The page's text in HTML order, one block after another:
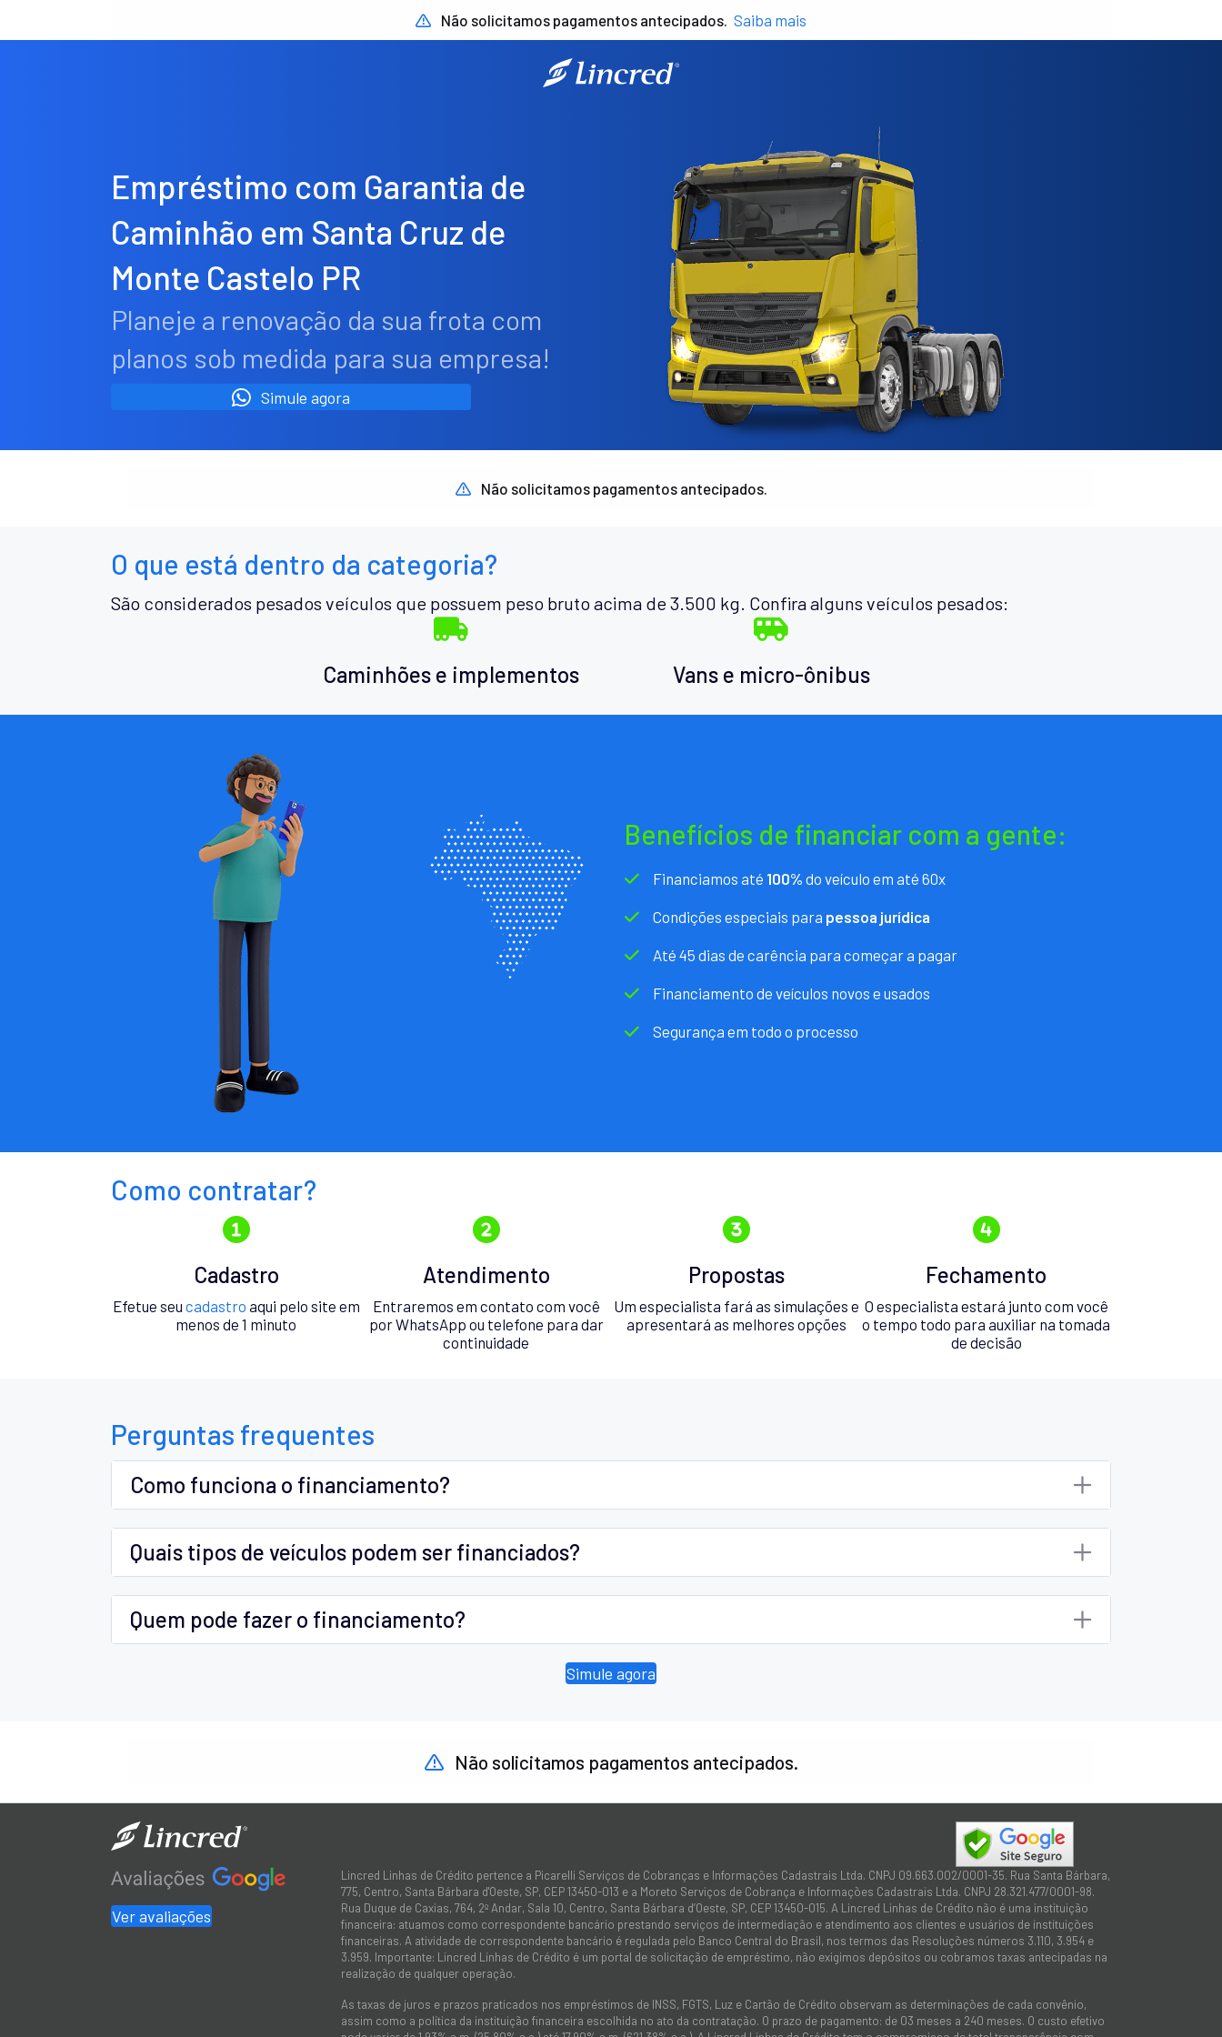
Não solicitamos pagamentos antecipados. Saiba mais
Empréstimo com Garantia de
Caminhão em Santa Cruz de
Monte Castelo PR
Planeje a renovação da sua frota com
planos sob medida para sua empresa!
Simule agora
Não solicitamos pagamentos antecipados.
O que está dentro da categoria?
São considerados pesados veículos que possuem peso bruto acima de 3.500 kg. Confira alguns veículos pesados:
Caminhões e implementos Vans e micro-ônibus
Benefícios de financiar com a gente:
Financiamos até 100% do veículo em até 60x
Condições especiais para pessoa jurídica
Até 45 dias de carência para começar a pagar
Financiamento de veículos novos e usados
Segurança em todo o processo
Como contratar?
Cadastro
Efetue seu cadastro aqui pelo site em
menos de 1 minuto
Atendimento
Entraremos em contato com você
por WhatsApp ou telefone para dar
continuidade
Propostas
Um especialista fará as simulações e
apresentará as melhores opções
Fechamento
O especialista estará junto com você
o tempo todo para auxiliar na tomada
de decisão
Perguntas frequentes
Como funciona o financiamento?
Quais tipos de veículos podem ser financiados?
Quem pode fazer o financiamento?
Simule agora
Não solicitamos pagamentos antecipados.
Ver avaliações
Lincred Linhas de Crédito pertence a Picarelli Serviços de Cobranças e Informações Cadastrais Ltda. CNPJ 09.663.002/0001-35. Rua Santa Bárbara,
775, Centro, Santa Bárbara d'Oeste, SP, CEP 13450-013 e a Moreto Serviços de Cobrança e Informações Cadastrais Ltda. CNPJ 28.321.477/0001-98.
Rua Duque de Caxias, 764, 2º Andar, Sala 10, Centro, Santa Bárbara d’Oeste, SP, CEP 13450-015. A Lincred Linhas de Crédito não é uma instituição
financeira: atuamos como correspondente bancário prestando serviços de intermediação e atendimento aos clientes e usuários de instituições
financeiras. A atividade de correspondente bancário é regulada pelo Banco Central do Brasil, nos termos das Resoluções números 3.110, 3.954 e
3.959. Importante: Lincred Linhas de Crédito é um portal de solicitação de empréstimo, não exigimos depósitos ou cobramos taxas antecipadas na
realização de qualquer operação.
As taxas de juros e prazos praticados nos empréstimos de INSS, FGTS, Luz e Cartão de Crédito observam as determinações de cada convênio,
assim como a política da instituição financeira escolhida no ato da contratação. O prazo de pagamento: de 03 meses a 240 meses. O custo efetivo